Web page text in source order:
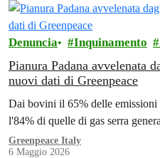
Denuncia Inquinamento
Pianura Padana avvelenata
nuovi dati di Greenpeace
Dai bovini il 65% delle emissioni
l'84% di quelle di gas serra
Greenpeace Italy
6 Maggio 2026